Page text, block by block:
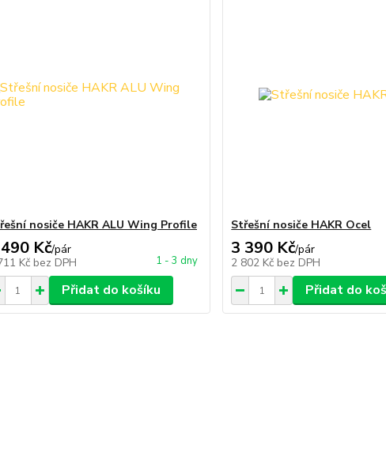
nosiče HAKR ALU Wing Profile
Kč/pár
Kč bez DPH 1 - 3 dny
Přidat do košíku
Střešní nosiče HAKR Ocel
3 390 Kč/pár
2 802 Kč bez DPH
Přidat do